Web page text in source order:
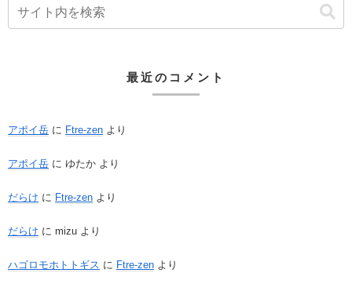
最近のコメント
アポイ岳 に Ftre-zen より
アポイ岳 に ゆたか より
だらけ に Ftre-zen より
だらけ に mizu より
ハゴロモホトトギス に Ftre-zen より